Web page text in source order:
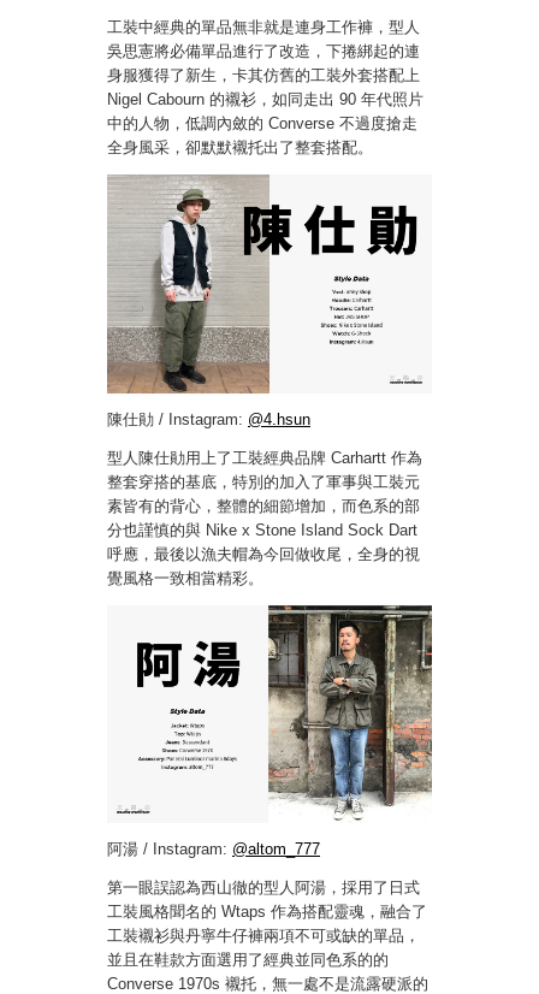
工裝中經典的單品無非就是連身工作褲，型人
吳思憲將必備單品進行了改造，下捲綁起的連
身服獲得了新生，卡其仿舊的工裝外套搭配上
Nigel Cabourn 的襯衫，如同走出 90 年代照片
中的人物，低調內斂的 Converse 不過度搶走
全身風采，卻默默襯托出了整套搭配。
陳仕勛 / Instagram: @4.hsun
型人陳仕勛用上了工裝經典品牌 Carhartt 作為
整套穿搭的基底，特別的加入了軍事與工裝元
素皆有的背心，整體的細節增加，而色系的部
分也謹慎的與 Nike x Stone Island Sock Dart
呼應，最後以漁夫帽為今回做收尾，全身的視
覺風格一致相當精彩。
阿湯 / Instagram: @altom_777
第一眼誤認為西山徹的型人阿湯，採用了日式
工裝風格聞名的 Wtaps 作為搭配靈魂，融合了
工裝襯衫與丹寧牛仔褲兩項不可或缺的單品，
並且在鞋款方面選用了經典並同色系的的
Converse 1970s 襯托，無一處不是流露硬派的